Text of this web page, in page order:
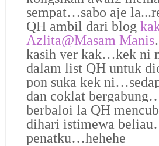
sempat…sabo aje
QH ambil dari blog
Azlita@Masam Manis
kasih yer kak…kek ni
dalam list QH untuk
pon suka kek
dan coklat
berbaloi la QH
dihari istimewa
penatku…hehehe